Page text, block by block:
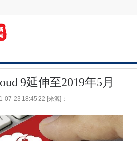
9延伸至2019年5月
07-23 18:45:22 [来源]：